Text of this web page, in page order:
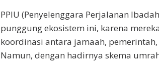
PPIU (Penyelenggara Perjalanan
punggung ekosistem ini, karena
koordinasi antara jamaah,
Namun, dengan hadirnya skema